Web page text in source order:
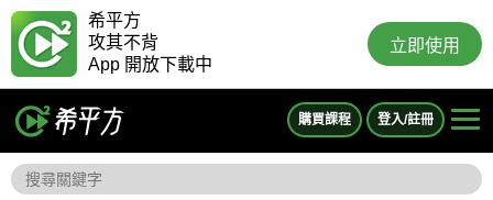
希平方
攻其不背
App 開放下載中
立即使用
購買課程 登入/註冊